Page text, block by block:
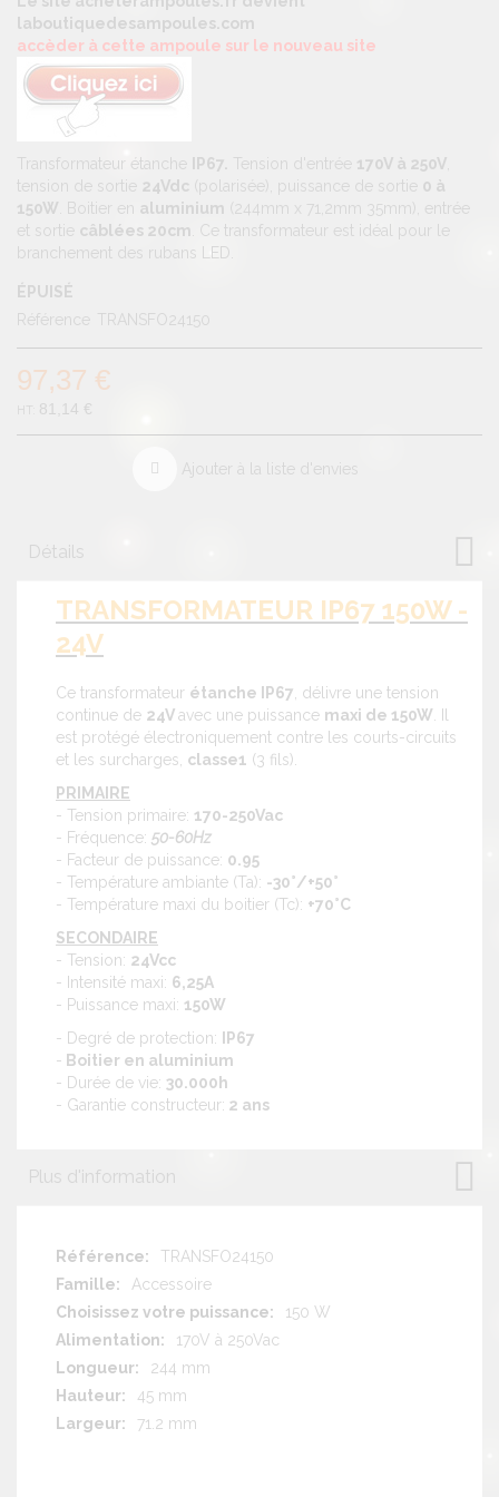
laboutiquedesampoules.com
accèder à cette ampoule sur le nouveau site
Transformateur étanche IP67. Tension d'entrée 170V à 250V
tension de sortie 24Vdc (polarisée), puissance de sortie 0 à
150W . Boitier en aluminium (244mm x 71,2mm 35mm), entrée
et sortie câblées 20cm . Ce transformateur est idéal pour le
branchement des rubans LED.
ÉPUISÉ
Référence TRANSFO24150
97,37 €
81,14 €
Ajouter à la liste d'envies
Détails
TRANSFORMATEUR IP67 150W -
24V
Ce transformateur étanche IP67 , délivre une tension
continue de 24Vavec une puissance maxi de 150W
est protégé électroniquement contre les courts-circuits
et les surcharges, classe1 (3 fils).
PRIMAIRE
- Tension primaire: 170-250Vac
- Fréquence: 50-60Hz
- Facteur de puissance: 0.95
- Température ambiante (Ta): -30°/+50°
- Température maxi du boitier (Tc): +70°C
SECONDAIRE
- Tension: 24Vcc
- Intensité maxi: 6,25A
- Puissance maxi: 150W
- Degré de protection:
IP67
- Boitier en aluminium
- Durée de vie: 30.000h
- Garantie constructeur: 2 ans
Plus d'information
Plus
d'information
TRANSFO24150
Accessoire
150 W
170V à 250Vac
244 mm
45 mm
71.2 mm